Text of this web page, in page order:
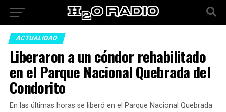
ACTUALIDAD
Liberaron a un cóndor rehabilitado
en el Parque Nacional Quebrada del
Condorito
En las últimas horas se liberó en el Parque Nacional Quebrada